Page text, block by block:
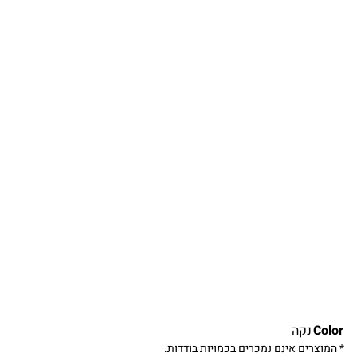
Colorנקה
* המוצרים אינם נמכרים בכמויות בודדות.